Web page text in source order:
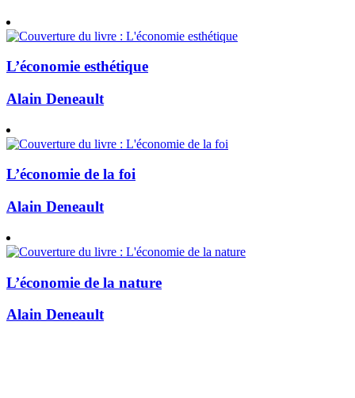
L’économie esthétique
Alain Deneault
L’économie de la foi
Alain Deneault
L’économie de la nature
Alain Deneault